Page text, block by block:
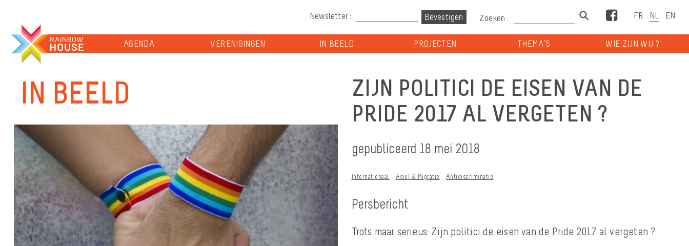
Newsletter : Zoeken : Facebook
AGENDA VERENIGINGEN IN BEELD PROJECTEN THEMA’S WIE ZIJN WIJ ?
IN BEELD
ZIJN POLITICI DE EISEN VAN DE
PRIDE 2017 AL VERGETEN ?
gepubliceerd 18 mei 2018
Internationaal Asiel & Migratie Antidiscriminatie
Persbericht
Trots maar serieus: Zijn politici de eisen van de Pride 2017 al vergeten ?